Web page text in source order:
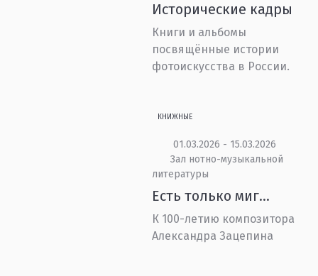
Исторические кадры
Книги и альбомы
посвящённые истории
фотоискусства в России.
КНИЖНЫЕ
01.03.2026 - 15.03.2026
Зал нотно-музыкальной
литературы
Есть только миг...
К 100-летию композитора
Александра Зацепина